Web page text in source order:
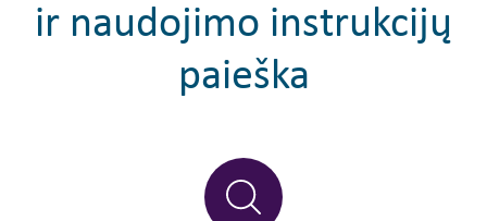
ir naudojimo instrukcijų
paieška